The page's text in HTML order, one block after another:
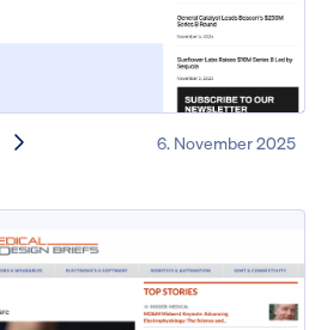
6. November 2025